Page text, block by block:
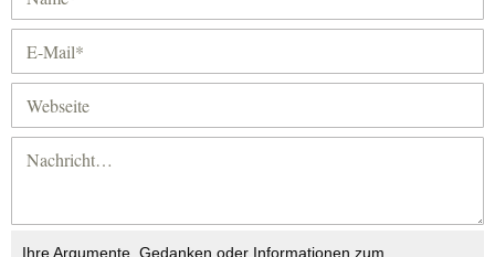
Ihre Argumente, Gedanken oder Informationen zum